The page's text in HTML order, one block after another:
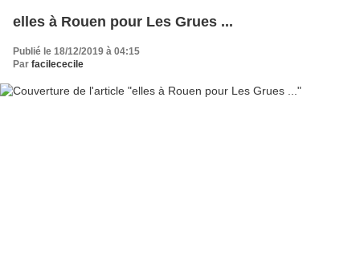
elles à Rouen pour Les Grues ...
Publié le 18/12/2019 à 04:15
Par facilececile